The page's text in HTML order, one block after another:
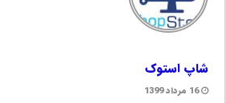
شاپ استوک
16 مرداد 1399